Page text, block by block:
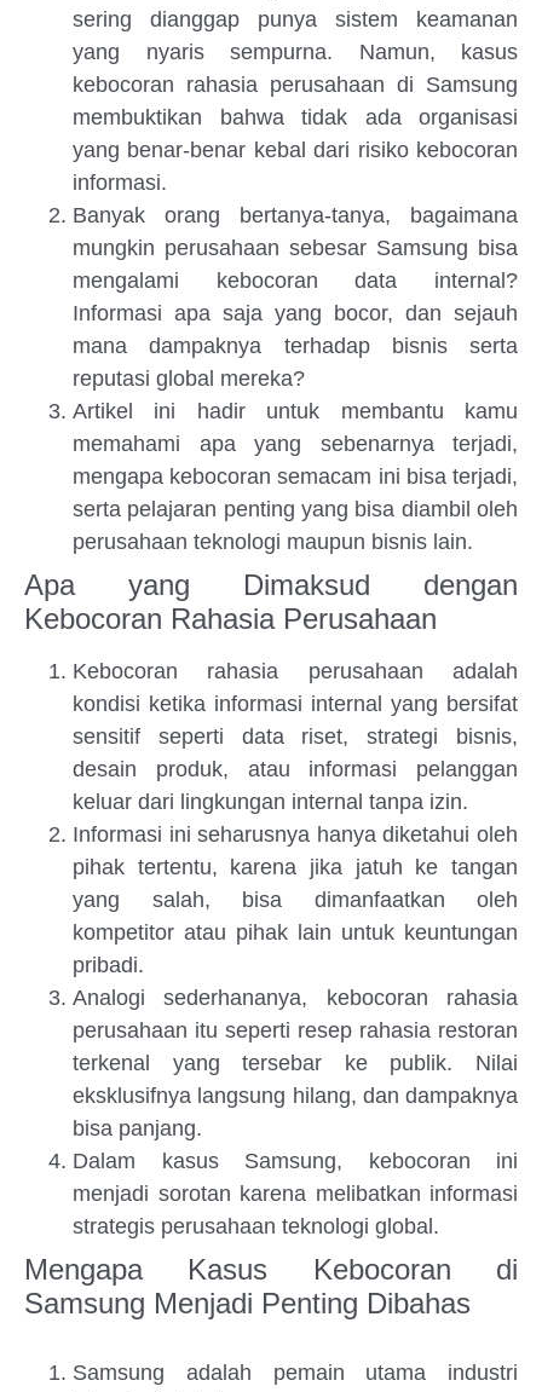
sering dianggap punya sistem keamanan
yang nyaris sempurna. Namun, kasus
kebocoran rahasia perusahaan di Samsung
membuktikan bahwa tidak ada organisasi
yang benar-benar kebal dari risiko kebocoran
informasi.
Banyak orang bertanya-tanya, bagaimana
mungkin perusahaan sebesar Samsung bisa
mengalami kebocoran data internal?
Informasi apa saja yang bocor, dan sejauh
mana dampaknya terhadap bisnis serta
reputasi global mereka?
Artikel ini hadir untuk membantu kamu
memahami apa yang sebenarnya terjadi,
mengapa kebocoran semacam ini bisa terjadi,
serta pelajaran penting yang bisa diambil oleh
perusahaan teknologi maupun bisnis lain.
Apa yang Dimaksud dengan
Kebocoran Rahasia Perusahaan
Kebocoran rahasia perusahaan adalah
kondisi ketika informasi internal yang bersifat
sensitif seperti data riset, strategi bisnis,
desain produk, atau informasi pelanggan
keluar dari lingkungan internal tanpa izin.
Informasi ini seharusnya hanya diketahui oleh
pihak tertentu, karena jika jatuh ke tangan
yang salah, bisa dimanfaatkan oleh
kompetitor atau pihak lain untuk keuntungan
pribadi.
Analogi sederhananya, kebocoran rahasia
perusahaan itu seperti resep rahasia restoran
terkenal yang tersebar ke publik. Nilai
eksklusifnya langsung hilang, dan dampaknya
bisa panjang.
Dalam kasus Samsung, kebocoran ini
menjadi sorotan karena melibatkan informasi
strategis perusahaan teknologi global.
Mengapa Kasus Kebocoran di
Samsung Menjadi Penting Dibahas
Samsung adalah pemain utama industri